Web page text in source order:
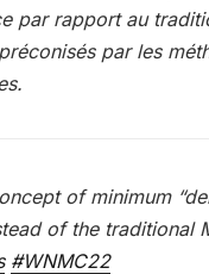
par rapport au
par les
of minimum
of the traditional
#WNMC22